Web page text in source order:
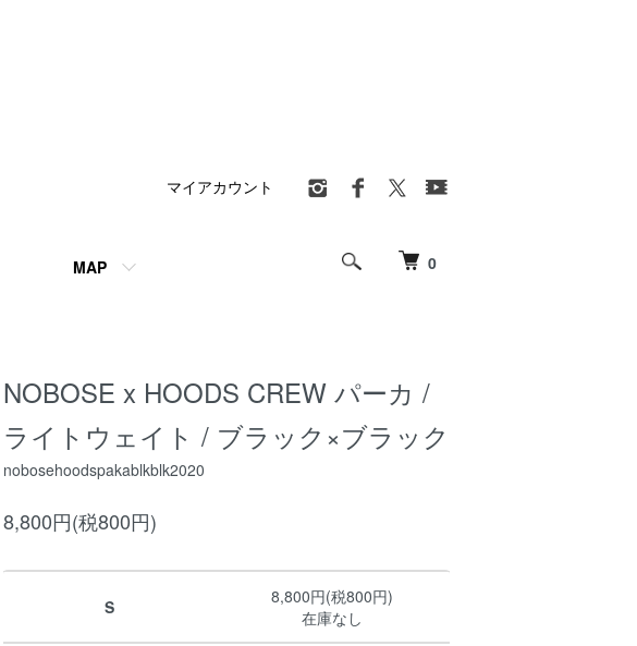
0
MAP
マイアカウント
NOBOSE x HOODS CREW パーカ /
ライトウェイト / ブラック×ブラック
nobosehoodspakablkblk2020
8,800円(税800円)
S
8,800円(税800円)
在庫なし